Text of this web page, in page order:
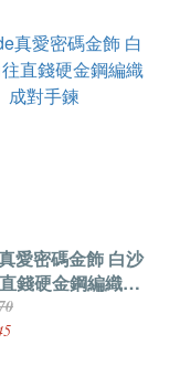
愛密碼金飾 白沙
錢硬金鋼編織成